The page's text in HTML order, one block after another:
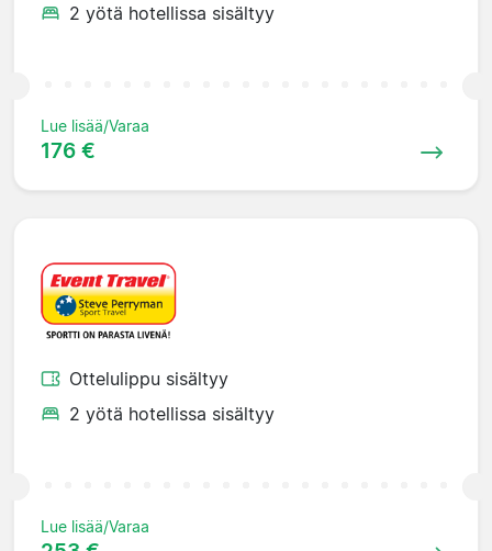
2 yötä hotellissa sisältyy
Lue lisää/Varaa
176 €
Ottelulippu sisältyy
2 yötä hotellissa sisältyy
Lue lisää/Varaa